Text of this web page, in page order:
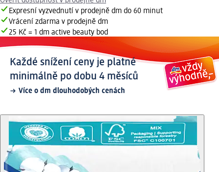
Expresní vyzvednutí v prodejně dm do 60 minut
Vrácení zdarma v prodejně dm
25 Kč = 1 dm active beauty bod
Každé snížení ceny je platné
minimálně po dobu 4 měsíců
Více o dm dlouhodobých cenách